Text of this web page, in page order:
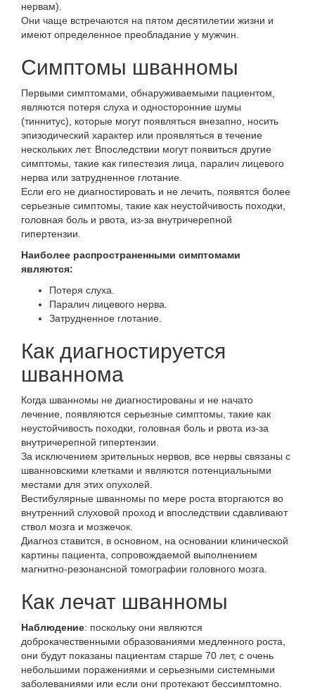
нервам).
Они чаще встречаются на пятом десятилетии жизни и
имеют определенное преобладание у мужчин.
Симптомы шванномы
Первыми симптомами, обнаруживаемыми пациентом,
являются потеря слуха и односторонние шумы
(тиннитус), которые могут появляться внезапно, носить
эпизодический характер или проявляться в течение
нескольких лет. Впоследствии могут появиться другие
симптомы, такие как гипестезия лица, паралич лицевого
нерва или затрудненное глотание.
Если его не диагностировать и не лечить, появятся более
серьезные симптомы, такие как неустойчивость походки,
головная боль и рвота, из-за внутричерепной
гипертензии.
Наиболее распространенными симптомами
являются:
Потеря слуха.
Паралич лицевого нерва.
Затрудненное глотание.
Как диагностируется
шваннома
Когда шванномы не диагностированы и не начато
лечение, появляются серьезные симптомы, такие как
неустойчивость походки, головная боль и рвота из-за
внутричерепной гипертензии.
За исключением зрительных нервов, все нервы связаны с
шванновскими клетками и являются потенциальными
местами для этих опухолей.
Вестибулярные шванномы по мере роста вторгаются во
внутренний слуховой проход и впоследствии сдавливают
ствол мозга и мозжечок.
Диагноз ставится, в основном, на основании клинической
картины пациента, сопровождаемой выполнением
магнитно-резонансной томографии головного мозга.
Как лечат шванномы
Наблюдение: поскольку они являются
доброкачественными образованиями медленного роста,
они будут показаны пациентам старше 70 лет, с очень
небольшими поражениями и серьезными системными
заболеваниями или если они протекают бессимптомно.